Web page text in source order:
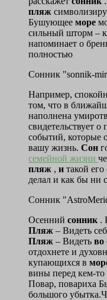
пляж
Бушующее море
сильный шторм –
напоминает о
полностью
Сонник "sonnik-
Например,
том, что в
наполнена
свидетельствует
событий, которые
вашу жизнь. Сон
семейной жизни
пляж , и такой
делал и как бы ни
Сонник
Осенний сонник .
Пляж – Видеть
Пляж – Видеть во
отдохнете и
купающихся в
вины перед кем-то
Повар, повариха
большого